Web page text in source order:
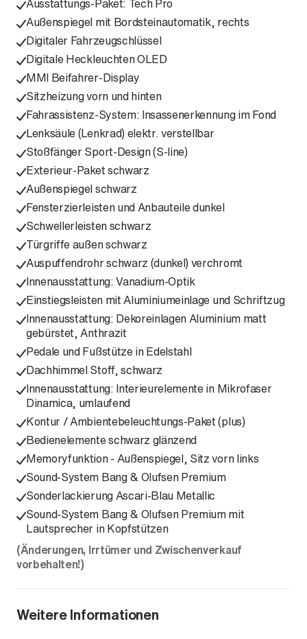
Ausstattungs-Paket: Tech Pro
Außenspiegel mit Bordsteinautomatik, rechts
Digitaler Fahrzeugschlüssel
Digitale Heckleuchten OLED
MMI Beifahrer-Display
Sitzheizung vorn und hinten
Fahrassistenz-System: Insassenerkennung im Fond
Lenksäule (Lenkrad) elektr. verstellbar
Stoßfänger Sport-Design (S-line)
Exterieur-Paket schwarz
Außenspiegel schwarz
Fensterzierleisten und Anbauteile dunkel
Schwellerleisten schwarz
Türgriffe außen schwarz
Auspuffendrohr schwarz (dunkel) verchromt
Innenausstattung: Vanadium-Optik
Einstiegsleisten mit Aluminiumeinlage und Schriftzug
Innenausstattung: Dekoreinlagen Aluminium matt
gebürstet, Anthrazit
Pedale und Fußstütze in Edelstahl
Dachhimmel Stoff, schwarz
Innenausstattung: Interieurelemente in Mikrofaser
Dinamica, umlaufend
Kontur / Ambientebeleuchtungs-Paket (plus)
Bedienelemente schwarz glänzend
Memoryfunktion - Außenspiegel, Sitz vorn links
Sound-System Bang & Olufsen Premium
Sonderlackierung Ascari-Blau Metallic
Sound-System Bang & Olufsen Premium mit
Lautsprecher in Kopfstützen
(Änderungen, Irrtümer und Zwischenverkauf
vorbehalten!)
Weitere Informationen